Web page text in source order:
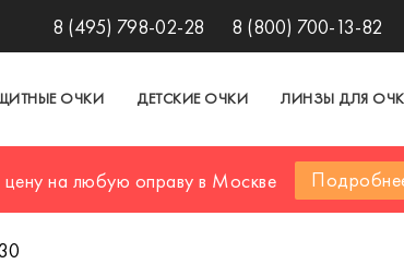
8 (495) 798-02-28 8 (800) 700-13-82
ОЧКИ ДЕТСКИЕ ОЧКИ ЛИНЗЫ ДЛЯ
цену на любую оправу в Москве